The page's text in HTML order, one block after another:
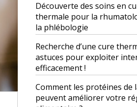
Découverte des soins en
thermale pour la
la phlébologie
Recherche d’une cure
astuces pour exploiter
efficacement !
Comment les protéines de
peuvent améliorer votre